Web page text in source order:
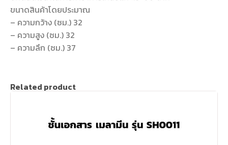
ขนาดสินค้าโดยประมาณ
– ความกว้าง (ซม.) 32
– ความสูง (ซม.) 32
– ความลึก (ซม.) 37
Related product